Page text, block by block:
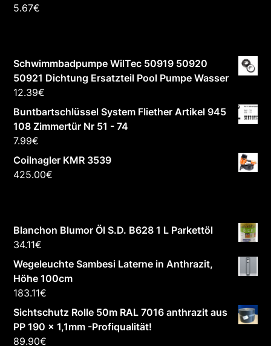
5.67€
Schwimmbadpumpe WilTec 50919 50920
50921 Dichtung Ersatzteil Pool Pumpe Wasser
12.39€
Buntbartschlüssel System Fliether Artikel 945
108 Zimmertür Nr 51 - 74
7.99€
Coilnagler KMR 3539
425.00€
Blanchon Blumor Öl S.D. B628 1 L Parkettöl
34.11€
Wegeleuchte Sambesi Laterne in Anthrazit,
Höhe 100cm
183.11€
Sichtschutz Rolle 50m RAL 7016 anthrazit aus
PP 190 x 1,1mm -Profiqualität!
89.90€